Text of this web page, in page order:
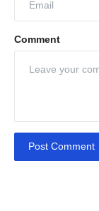
Comment
Post Comment